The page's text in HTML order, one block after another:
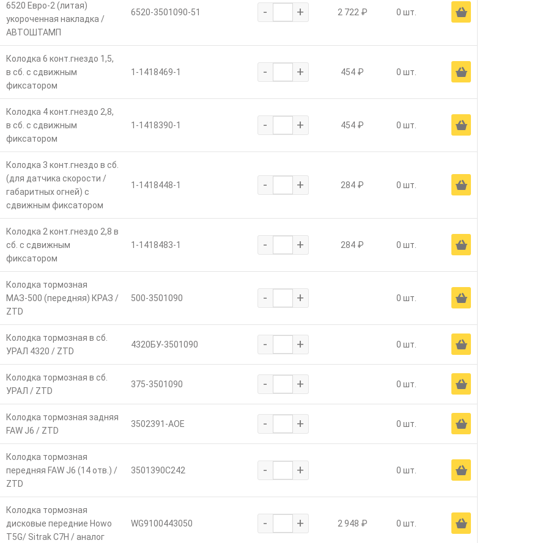
6520 Евро-2 (литая)
укороченная накладка /
АВТОШТАМП
6520-3501090-51 - + 2 722 ₽ 0 шт. Ä
Колодка 6 конт.гнездо 1,5,
в сб. с сдвижным
фиксатором
1-1418469-1 - + 454 ₽ 0 шт. Ä
Колодка 4 конт.гнездо 2,8,
в сб. с сдвижным
фиксатором
1-1418390-1 - + 454 ₽ 0 шт. Ä
Колодка 3 конт.гнездо в сб.
(для датчика скорости /
габаритных огней) с
сдвижным фиксатором
1-1418448-1 - + 284 ₽ 0 шт. Ä
Колодка 2 конт.гнездо 2,8 в
сб. с сдвижным
фиксатором
1-1418483-1 - + 284 ₽ 0 шт. Ä
Колодка тормозная
МАЗ-500 (передняя) КРАЗ /
ZTD
500-3501090 - + 0 шт. Ä
Колодка тормозная в сб.
УРАЛ 4320 / ZTD
4320БУ-3501090 - + 0 шт. Ä
Колодка тормозная в сб.
УРАЛ / ZTD
375-3501090 - + 0 шт. Ä
Колодка тормозная задняя
FAW J6 / ZTD
3502391-AOE - + 0 шт. Ä
Колодка тормозная
передняя FAW J6 (14 отв.) /
ZTD
3501390C242 - + 0 шт. Ä
Колодка тормозная
дисковые передние Howo
T5G/ Sitrak C7H / аналог
WG9100443050 - + 2 948 ₽ 0 шт. Ä